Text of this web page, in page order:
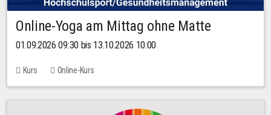
Online-Yoga am Mittag ohne Matte
01.09.2026 09:30 bis 13.10.2026 10:00
Kurs Online-Kurs